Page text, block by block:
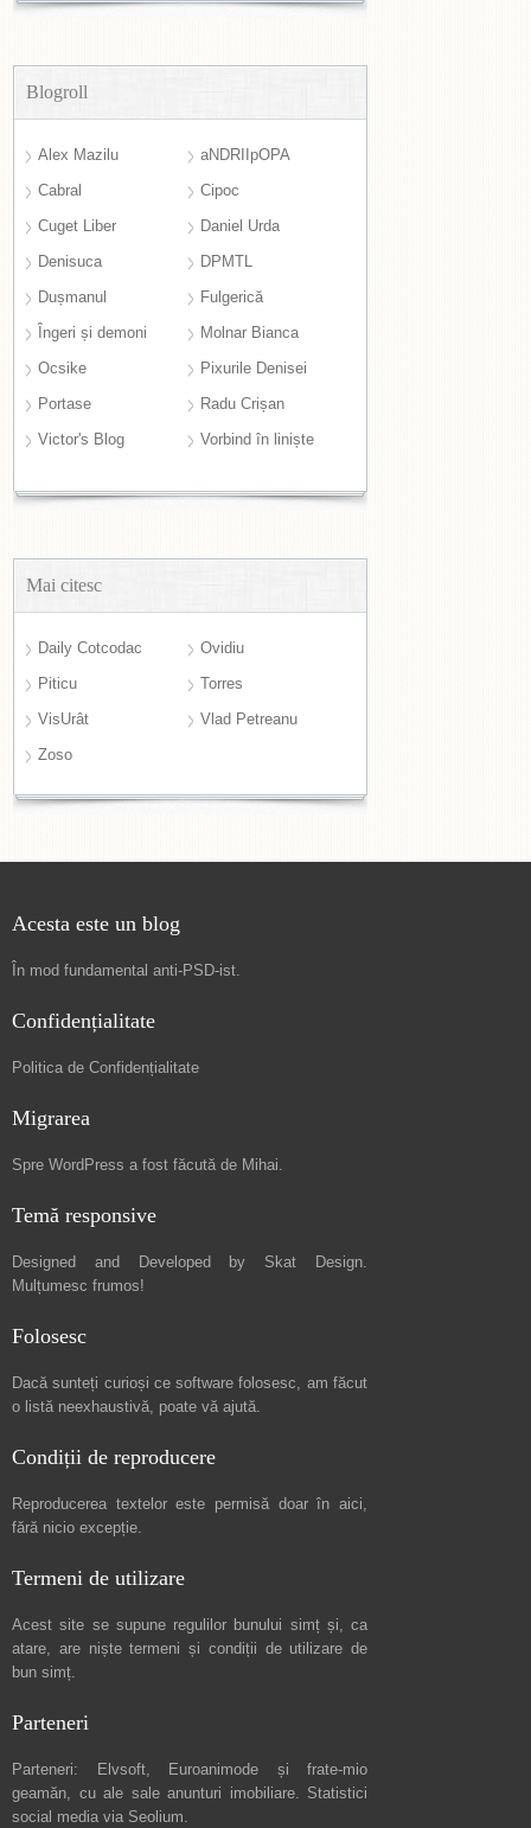
Blogroll
Alex Mazilu
aNDRIIpOPA
Cabral
Cipoc
Cuget Liber
Daniel Urda
Denisuca
DPMTL
Dușmanul
Fulgerică
Îngeri și demoni
Molnar Bianca
Ocsike
Pixurile Denisei
Portase
Radu Crișan
Victor's Blog
Vorbind în liniște
Mai citesc
Daily Cotcodac
Ovidiu
Piticu
Torres
VisUrât
Vlad Petreanu
Zoso
Acesta este un blog
În mod fundamental anti-PSD-ist.
Confidențialitate
Politica de Confidențialitate
Migrarea
Spre WordPress a fost făcută de Mihai.
Temă responsive
Designed and Developed by Skat Design.
Mulțumesc frumos!
Folosesc
Dacă sunteți curioși ce software folosesc, am făcut
o listă neexhaustivă, poate vă ajută.
Condiții de reproducere
Reproducerea textelor este permisă doar în aici,
fără nicio excepție.
Termeni de utilizare
Acest site se supune regulilor bunului simț și, ca
atare, are niștetermeni și condiții de utilizare de
bun simț.
Parteneri
Parteneri: Elvsoft, Euroanimode și frate-mio
geamăn, cu ale sale anunturi imobiliare. Statistici
social media via Seolium.